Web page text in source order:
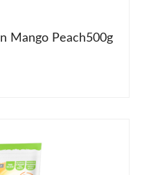
Mango Peach500g